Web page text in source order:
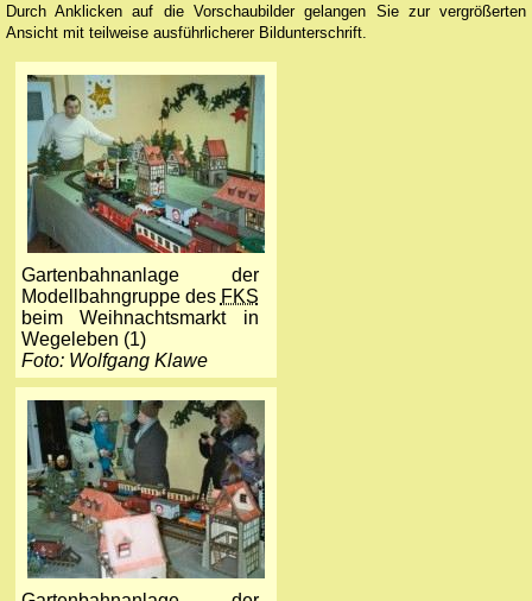
Durch Anklicken auf die Vorschaubilder gelangen Sie zur vergrößerten
Ansicht mit teilweise ausführlicherer Bildunterschrift.
Gartenbahnanlage der
Modellbahngruppe des FKS
beim Weihnachtsmarkt in
Wegeleben (1)
Foto: Wolfgang Klawe